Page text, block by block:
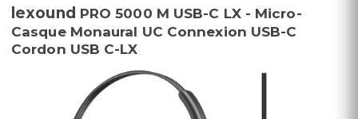
lexound PRO 5000 M USB-C LX - Micro-
Casque Monaural UC Connexion USB-C
Cordon USB C-LX